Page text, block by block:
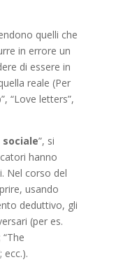
quelli che
in errore un
di essere in
reale (Per
“Love letters”,
”, si
hanno
Nel corso del
usando
deduttivo, gli
(per es.
“The
ecc.).